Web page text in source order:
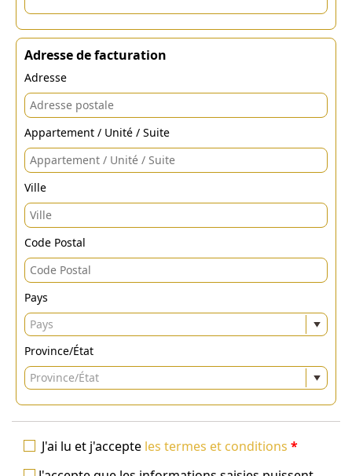
Adresse de facturation
Adresse
Appartement / Unité / Suite
Ville
Code Postal
Pays
Pays
Province/État
Province/État
J'ai lu et j'accepte les termes et conditions *